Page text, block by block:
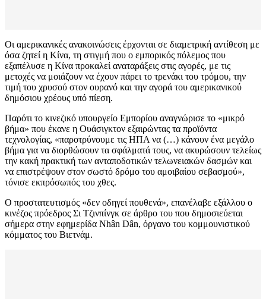
Οι αμερικανικές ανακοινώσεις έρχονται σε διαμετρική αντίθεση με
όσα ζητεί η Κίνα, τη στιγμή που ο εμπορικός πόλεμος που
εξαπέλυσε η Κίνα προκαλεί αναταράξεις στις αγορές, με τις
μετοχές να μοιάζουν να έχουν πάρει το τρενάκι του τρόμου, την
τιμή του χρυσού στον ουρανό και την αγορά του αμερικανικού
δημόσιου χρέους υπό πίεση.
Παρότι το κινεζικό υπουργείο Εμπορίου αναγνώρισε το «μικρό
βήμα» που έκανε η Ουάσιγκτον εξαιρώντας τα προϊόντα
τεχνολογίας, «παροτρύνουμε τις ΗΠΑ να (…) κάνουν ένα μεγάλο
βήμα για να διορθώσουν τα σφάλματά τους, να ακυρώσουν τελείως
την κακή πρακτική των ανταποδοτικών τελωνειακών δασμών και
να επιστρέψουν στον σωστό δρόμο του αμοιβαίου σεβασμού»,
τόνισε εκπρόσωπός του χθες.
Ο προστατευτισμός «δεν οδηγεί πουθενά», επανέλαβε εξάλλου ο
κινέζος πρόεδρος Σι Τζινπίνγκ σε άρθρο του που δημοσιεύεται
σήμερα στην εφημερίδα Nhân Dân, όργανο του κομμουνιστικού
κόμματος του Βιετνάμ.